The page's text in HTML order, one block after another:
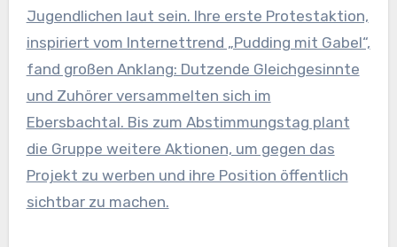
Jugendlichen laut sein. Ihre erste Protestaktion,
inspiriert vom Internettrend „Pudding mit Gabel“,
fand großen Anklang: Dutzende Gleichgesinnte
und Zuhörer versammelten sich im
Ebersbachtal. Bis zum Abstimmungstag plant
die Gruppe weitere Aktionen, um gegen das
Projekt zu werben und ihre Position öffentlich
sichtbar zu machen.